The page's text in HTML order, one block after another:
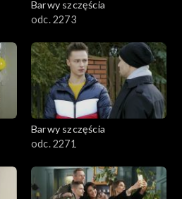
Barwy szczęścia
odc. 2273
Barwy szczęścia
odc. 2271